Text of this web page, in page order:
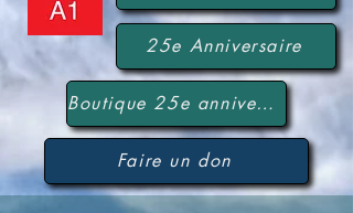
Faire un don
25e Anniversaire
Boutique 25e anniversaire